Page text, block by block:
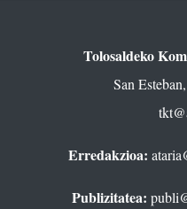
Tolosaldeko
San
Erredakzioa:
Publizitatea: